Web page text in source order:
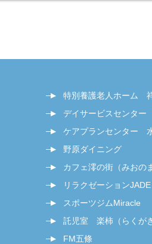
特別養護老人ホーム
デイサービスセンタ
ケアプランセンター
野原ダイニング
カフェ澪の街（みおの
リラクゼーションJADE
スポーツジムMiracle
託児室 楽柿（らくが
FM五條